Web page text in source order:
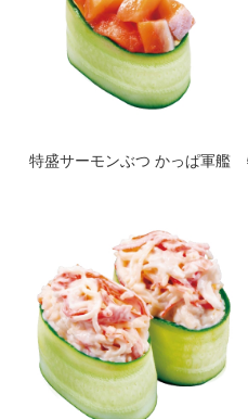
特盛サーモンぶつ かっぱ軍艦